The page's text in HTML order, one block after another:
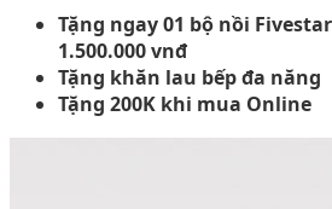
Tặng ngay 01 bộ nồi
1.500.000 vnđ
Tặng khăn lau bếp đa năng
Tặng 200K khi mua Online